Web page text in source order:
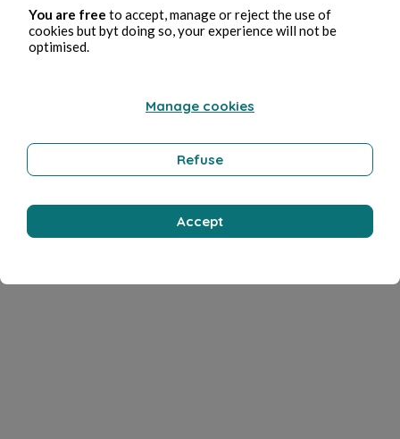
You are free to accept, manage or reject the use of
cookies but byt doing so, your experience will not be
optimised.
Manage cookies
Refuse
Accept